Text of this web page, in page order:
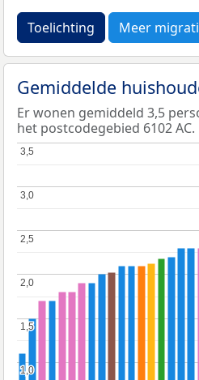
Toelichting Meer
Gemiddelde
Er wonen gemiddeld 3,5
het postcodegebied 6102 AC.
1,0
1,0
1,5
1,5
2,0
2,0
2,5
2,5
3,0
3,0
3,5
3,5